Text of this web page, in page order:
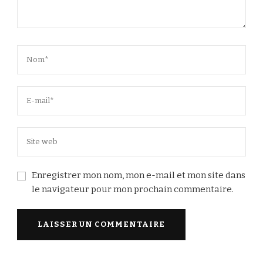
Enregistrer mon nom, mon e-mail et mon site dans
le navigateur pour mon prochain commentaire.